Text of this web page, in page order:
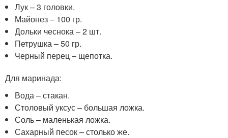
Лук – 3 головки.
Майонез – 100 гр.
Дольки чеснока – 2 шт.
Петрушка – 50 гр.
Черный перец – щепотка.
Для маринада:
Вода – стакан.
Столовый уксус – большая ложка.
Соль – маленькая ложка.
Сахарный песок – столько же.